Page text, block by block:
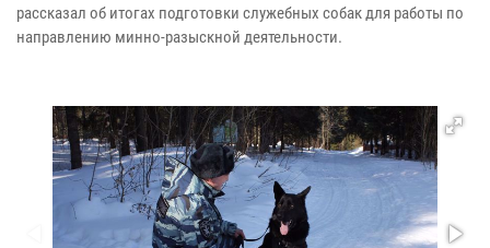
рассказал об итогах подготовки служебных собак для работы по
направлению минно-разыскной деятельности.